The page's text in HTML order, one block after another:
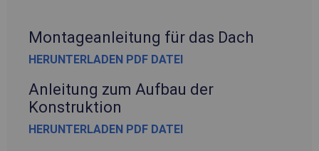
Montageanleitung für das Dach
HERUNTERLADEN PDF DATEI
Anleitung zum Aufbau der
Konstruktion
HERUNTERLADEN PDF DATEI